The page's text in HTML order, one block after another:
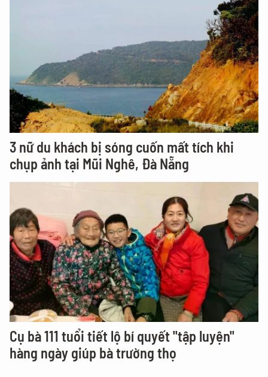
3 nữ du khách bị sóng cuốn mất tích khi
chụp ảnh tại Mũi Nghê, Đà Nẵng
Cụ bà 111 tuổi tiết lộ bí quyết "tập luyện"
hàng ngày giúp bà trường thọ